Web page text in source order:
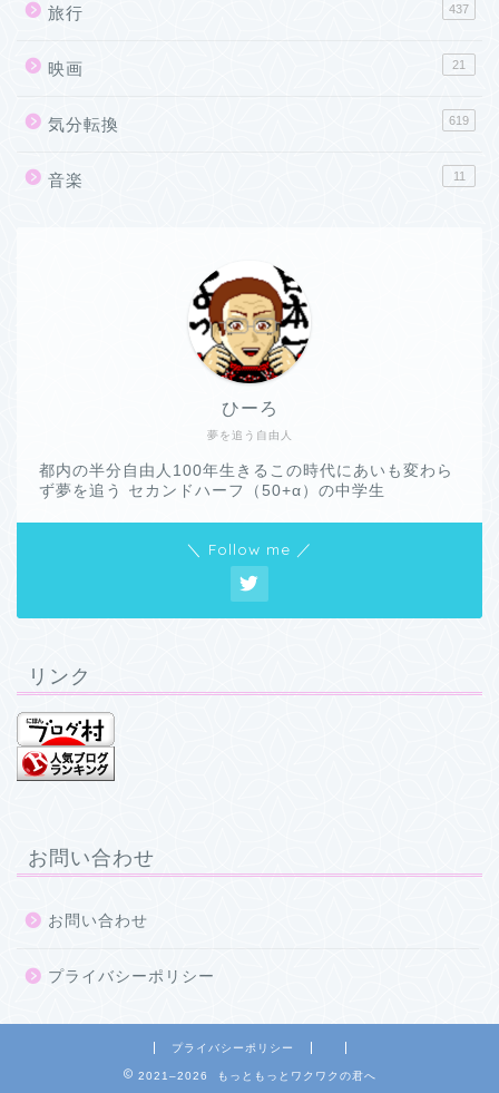
旅行 437
映画 21
気分転換 619
音楽 11
夢を追う自由人
ひーろ
都内の半分自由人100年生きるこの時代にあいも変わら
ず夢を追う セカンドハーフ（50+α）の中学生
＼ Follow me ／
リンク
お問い合わせ
お問い合わせ
プライバシーポリシー
プライバシーポリシー
2021–2026 もっともっとワクワクの君へ